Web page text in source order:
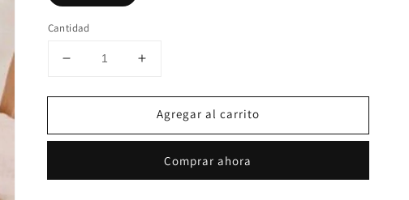
Cantidad
Reducir
para
blanco
(sin
Aumentar
para
Vestido
blanco
largas
(sin
Agregar al carrito
Comprar ahora